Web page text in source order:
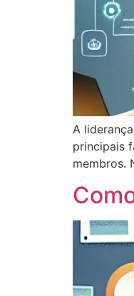
A
principais
membros.